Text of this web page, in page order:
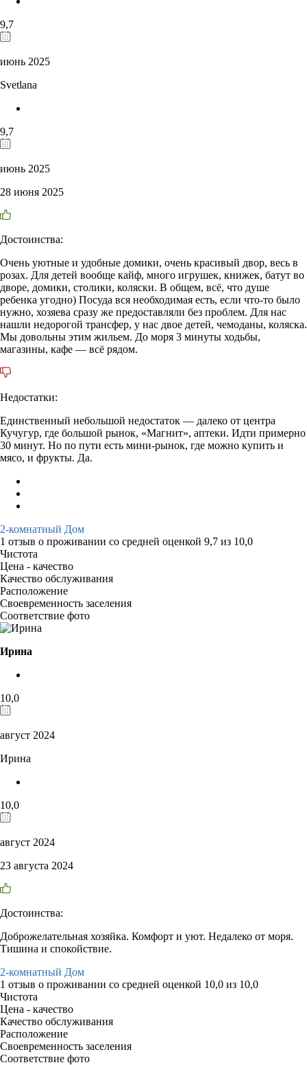
9,7
июнь 2025
Svetlana
9,7
июнь 2025
28 июня 2025
Достоинства:
Очень уютные и удобные домики, очень красивый двор, весь в
розах. Для детей вообще кайф, много игрушек, книжек, батут во
дворе, домики, столики, коляски. В общем, всё, что душе
ребенка угодно) Посуда вся необходимая есть, если что-то было
нужно, хозяева сразу же предоставляли без проблем. Для нас
нашли недорогой трансфер, у нас двое детей, чемоданы, коляска.
Мы довольны этим жильем. До моря 3 минуты ходьбы,
магазины, кафе — всё рядом.
Недостатки:
Единственный небольшой недостаток — далеко от центра
Кучугур, где большой рынок, «Магнит», аптеки. Идти примерно
30 минут. Но по пути есть мини-рынок, где можно купить и
мясо, и фрукты. Да.
2-комнатный Дом
1 отзыв о проживании со средней оценкой 9,7 из 10,0
Чистота
Цена - качество
Качество обслуживания
Расположение
Своевременность заселения
Соответствие фото
Ирина
10,0
август 2024
Ирина
10,0
август 2024
23 августа 2024
Достоинства:
Доброжелательная хозяйка. Комфорт и уют. Недалеко от моря.
Тишина и спокойствие.
2-комнатный Дом
1 отзыв о проживании со средней оценкой 10,0 из 10,0
Чистота
Цена - качество
Качество обслуживания
Расположение
Своевременность заселения
Соответствие фото